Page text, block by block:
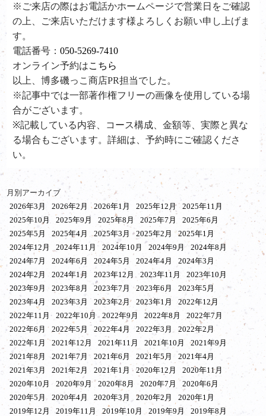
※ご来店の際はお電話かホームページで営業日をご確認
の上、ご来店いただけます様よろしくお願い申し上げま
す。
電話番号：050-5269-7410
オンライン予約はこちら
以上、博多磯っこ商店PR担当でした。
※記事中では一部著作権フリーの画像を使用している場
合がございます。
※記載している内容、コース構成、金額等、実際と異な
る場合もございます。詳細は、予約時にご確認くださ
い。
月別アーカイブ
2026年3月
2026年2月 2026年1月 2025年12月
2025年11月
2025年10月
2025年9月 2025年8月 2025年7月
2025年6月
2025年5月
2025年4月 2025年3月 2025年2月
2025年1月
2024年12月
2024年11月 2024年10月 2024年9月
2024年8月
2024年7月
2024年6月 2024年5月 2024年4月
2024年3月
2024年2月
2024年1月 2023年12月 2023年11月
2023年10月
2023年9月
2023年8月 2023年7月 2023年6月
2023年5月
2023年4月
2023年3月 2023年2月 2023年1月
2022年12月
2022年11月
2022年10月 2022年9月 2022年8月
2022年7月
2022年6月
2022年5月 2022年4月 2022年3月
2022年2月
2022年1月
2021年12月 2021年11月 2021年10月
2021年9月
2021年8月
2021年7月 2021年6月 2021年5月
2021年4月
2021年3月
2021年2月 2021年1月 2020年12月
2020年11月
2020年10月
2020年9月 2020年8月 2020年7月
2020年6月
2020年5月
2020年4月 2020年3月 2020年2月
2020年1月
2019年12月
2019年11月 2019年10月 2019年9月
2019年8月